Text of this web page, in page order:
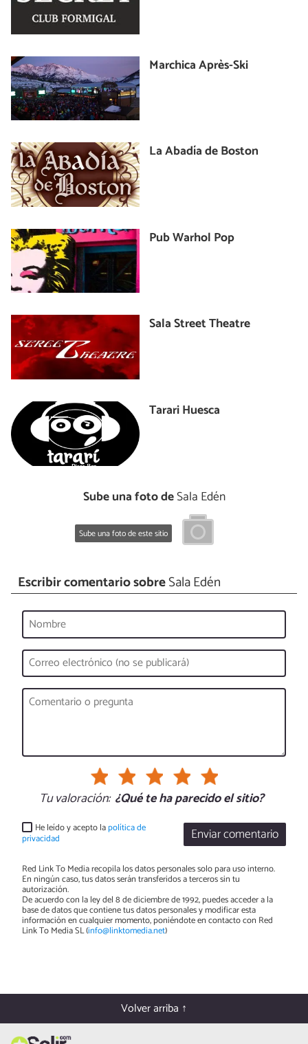
Marchica Après-Ski
La Abadía de Boston
Pub Warhol Pop
Sala Street Theatre
Tarari Huesca
Sube una foto deSala Edén
Sube una foto de este sitio
Escribir comentario sobreSala Edén
Tu valoración: ¿Qué te ha parecido el sitio?
Enviar comentario
He leído y acepto lapolítica de
privacidad
Red Link To Media recopila los datos personales solo para uso interno.
En ningún caso, tus datos serán transferidos a terceros sin tu
autorización.
De acuerdo con la ley del 8 de diciembre de 1992, puedes acceder a la
base de datos que contiene tus datos personales y modificar esta
información en cualquier momento, poniéndote en contacto con Red
Link To Media SL (info@linktomedia.net)
Volver arriba ↑